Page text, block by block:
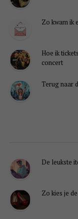
Zo kwam ik
Hoe ik
concert
Terug naar
De leukste
Zo kies je